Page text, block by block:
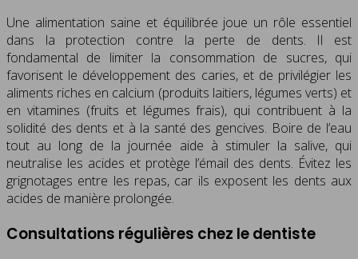
Une alimentation saine et équilibrée joue un rôle essentiel
dans la protection contre la perte de dents. Il est
fondamental de limiter la consommation de sucres, qui
favorisent le développement des caries, et de privilégier les
aliments riches en calcium (produits laitiers, légumes verts) et
en vitamines (fruits et légumes frais), qui contribuent à la
solidité des dents et à la santé des gencives. Boire de l’eau
tout au long de la journée aide à stimuler la salive, qui
neutralise les acides et protège l’émail des dents. Évitez les
grignotages entre les repas, car ils exposent les dents aux
acides de manière prolongée.
Consultations régulières chez le dentiste